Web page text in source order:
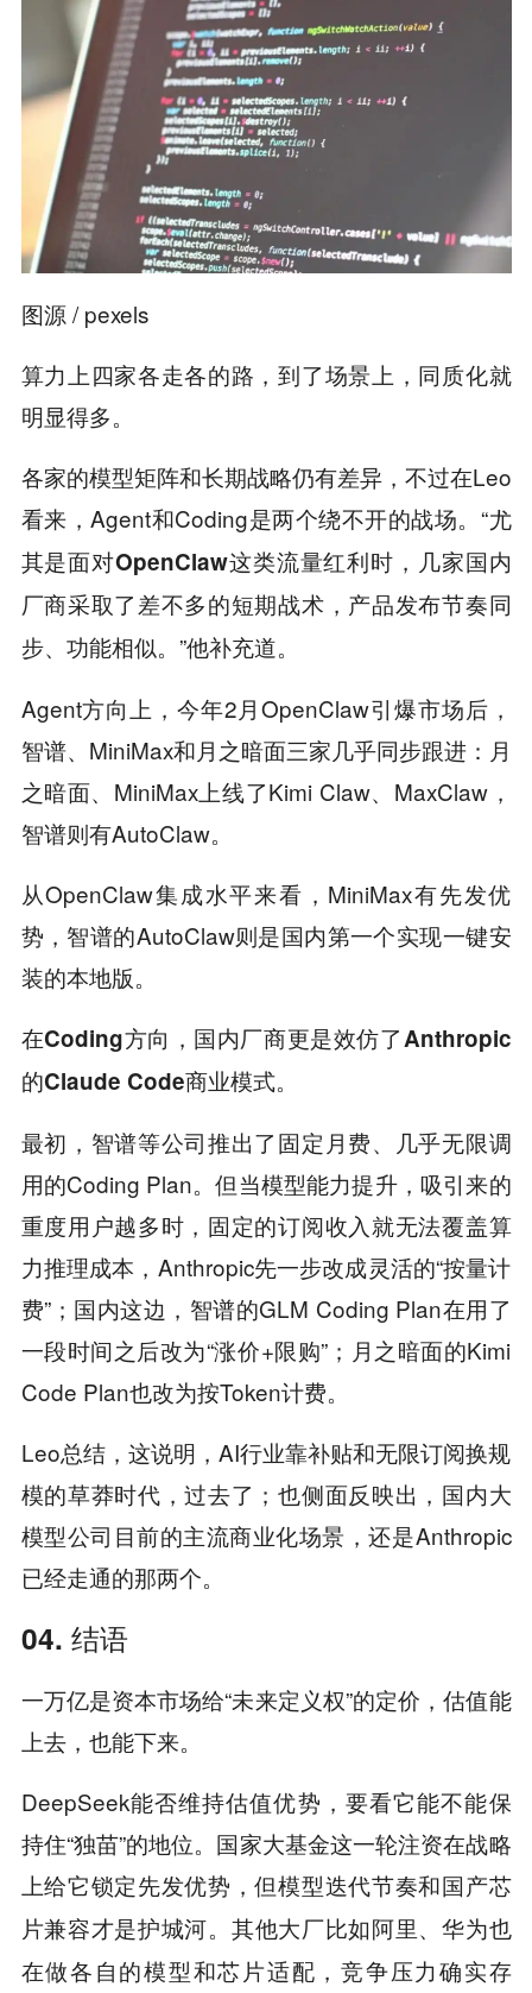
图源 / pexels
算力上四家各走各的路，到了场景上，同质化就
明显得多。
各家的模型矩阵和长期战略仍有差异，不过在Leo
看来，Agent和Coding是两个绕不开的战场。“尤
其是面对OpenClaw这类流量红利时，几家国内
厂商采取了差不多的短期战术，产品发布节奏同
步、功能相似。 ”他补充道。
Agent方向上，今年2月OpenClaw引爆市场后，
智谱、MiniMax和月之暗面三家几乎同步跟进：月
之暗面、MiniMax上线了Kimi Claw、MaxClaw，
智谱则有AutoClaw。
从OpenClaw集成水平来看，MiniMax有先发优
势，智谱的AutoClaw则是国内第一个实现一键安
装的本地版。
在Coding方向，国内厂商更是效仿了Anthropic
的Claude Code商业模式。
最初，智谱等公司推出了固定月费、几乎无限调
用的Coding Plan。但当模型能力提升，吸引来的
重度用户越多时，固定的订阅收入就无法覆盖算
力推理成本，Anthropic先一步改成灵活的“按量计
费”；国内这边，智谱的GLM Coding Plan在用了
一段时间之后改为“涨价+限购”；月之暗面的Kimi
Code Plan也改为按Token计费。
Leo总结，这说明，AI行业靠补贴和无限订阅换规
模的草莽时代，过去了；也侧面反映出，国内大
模型公司目前的主流商业化场景，还是Anthropic
已经走通的那两个。
04. 结语
一万亿是资本市场给“未来定义权”的定价，估值能
上去，也能下来。
DeepSeek能否维持估值优势，要看它能不能保
持住“独苗”的地位。国家大基金这一轮注资在战略
上给它锁定先发优势，但模型迭代节奏和国产芯
片兼容才是护城河。其他大厂比如阿里、华为也
在做各自的模型和芯片适配，竞争压力确实存